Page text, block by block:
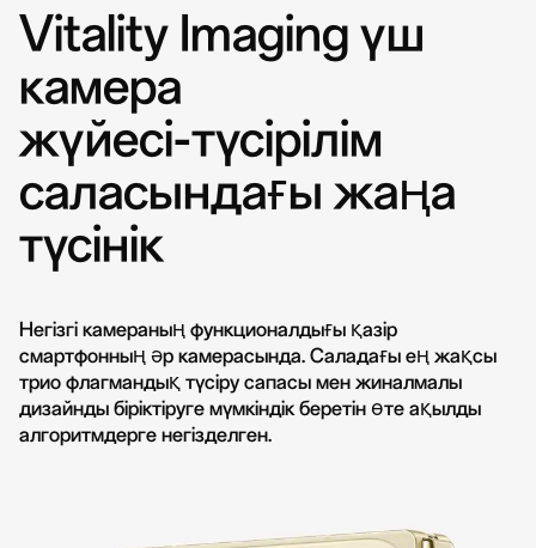
Vitality Imaging үш
камера
жүйесі-түсірілім
саласындағы жаңа
түсінік
Негізгі камераның функционалдығы қазір
смартфонның әр камерасында. Саладағы ең жақсы
трио флагмандық түсіру сапасы мен жиналмалы
дизайнды біріктіруге мүмкіндік беретін өте ақылды
алгоритмдерге негізделген.